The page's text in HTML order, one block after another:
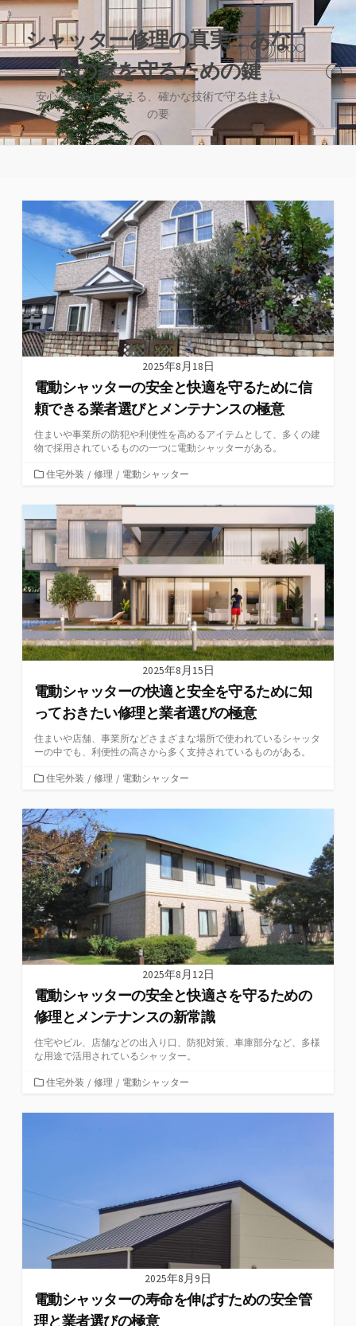
コ
ン
テ
ン
ツ
へ
ス
キ
シャッター修理の真実：あな
たの家を守るための鍵
安心の暮らしを支える、確かな技術で守る住まい
の要
検
索
切
り
替
2025年8月18日
電動シャッターの安全と快適を守るために信
頼できる業者選びとメンテナンスの極意
住まいや事業所の防犯や利便性を高めるアイテムとして、多くの建
物で採用されているものの一つに電動シャッターがある。
カ
ゴ
リ
ー
住宅外装 / 修理 / 電動シャッター
2025年8月15日
電動シャッターの快適と安全を守るために知
っておきたい修理と業者選びの極意
住まいや店舗、事業所などさまざまな場所で使われているシャッタ
ーの中でも、利便性の高さから多く支持されているものがある。
カ
ゴ
リ
ー
住宅外装 / 修理 / 電動シャッター
2025年8月12日
電動シャッターの安全と快適さを守るための
修理とメンテナンスの新常識
住宅やビル、店舗などの出入り口、防犯対策、車庫部分など、多様
な用途で活用されているシャッター。
カ
ゴ
住宅外装 / 修理 / 電動シャッター
2025年8月9日
電動シャッターの寿命を伸ばすための安全管
理と業者選びの極意